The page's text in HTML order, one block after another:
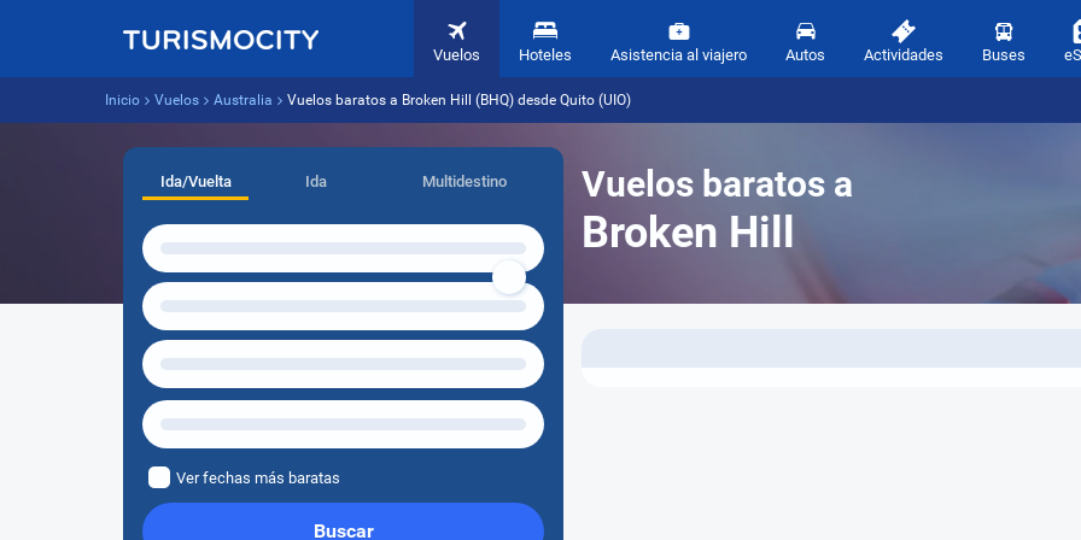
Vuelos Hoteles Asistencia al viajero Autos Actividades Buses
Inicio Vuelos Australia Vuelos baratos a Broken Hill (BHQ) desde Quito (UIO)
Vuelos baratos a
Broken Hill
Ida/Vuelta Ida Multidestino
Ver fechas más baratas
Buscar